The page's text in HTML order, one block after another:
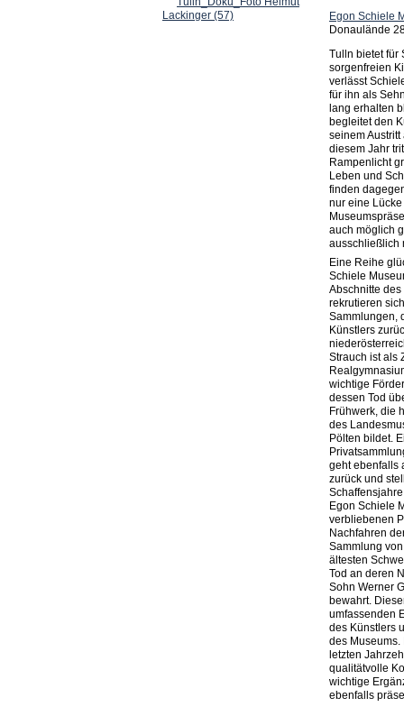
Egon Schiele
Donaulände
Tulln bietet für
sorgenfreien
verlässt
für ihn als
lang erhalten
begleitet den
seinem
diesem Jahr
Rampenlicht
Leben und
finden
nur eine
auch möglich
ausschließlich
Eine Reihe
Schiele
Abschnitte
rekru­tieren
Sammlungen,
Künstlers
Strauch ist als
wichtige
dessen Tod
Frühwerk, die
des
Pölten bildet.
geht ebenfalls
zurück und
Egon Schiele
verbliebenen
Nachfahren
Sammlung
ältesten
Tod an deren
Sohn Werner
bewahrt.
umfassenden
des Künstlers
des
letzten
qualitätvolle
wichtige
ebenfalls